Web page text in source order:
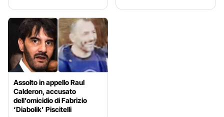
Assolto in appello Raul
Calderon, accusato
dell’omicidio di Fabrizio
‘Diabolik’ Piscitelli